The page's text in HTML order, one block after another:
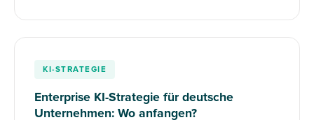
KI-STRATEGIE
Enterprise KI-Strategie für deutsche
Unternehmen: Wo anfangen?